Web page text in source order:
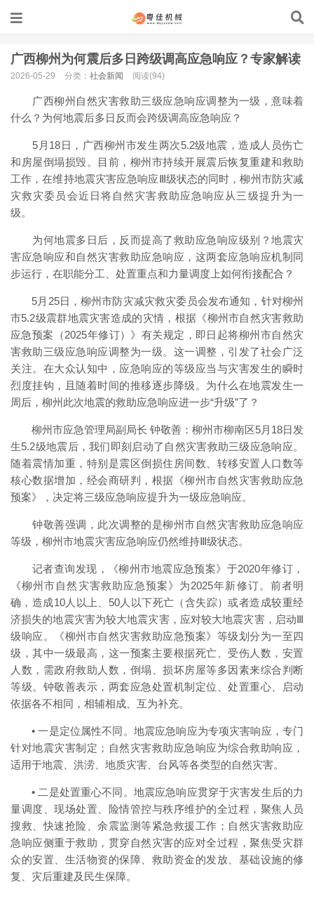
广西柳州为何震后多日跨级调高应急响应？专家解读
2026-05-29 分类： 社会新闻 阅读(94)
广西柳州自然灾害救助三级应急响应调整为一级，意味着
什么？为何地震后多日反而会跨级调高应急响应？
5月18日，广西柳州市发生两次5.2级地震，造成人员伤亡
和房屋倒塌损毁。目前，柳州市持续开展震后恢复重建和救助
工作，在维持地震灾害应急响应Ⅲ级状态的同时，柳州市防灾减
灾救灾委员会近日将自然灾害救助应急响应从三级提升为一
级。
为何地震多日后，反而提高了救助应急响应级别？地震灾
害应急响应和自然灾害救助应急响应，这两套应急响应机制同
步运行，在职能分工、处置重点和力量调度上如何衔接配合？
5月25日，柳州市防灾减灾救灾委员会发布通知，针对柳州
市5.2级震群地震灾害造成的灾情，根据《柳州市自然灾害救助
应急预案（2025年修订）》有关规定，即日起将柳州市自然灾
害救助三级应急响应调整为一级。这一调整，引发了社会广泛
关注。在大众认知中，应急响应的等级应当与灾害发生的瞬时
烈度挂钩，且随着时间的推移逐步降级。为什么在地震发生一
周后，柳州此次地震的救助应急响应进一步“升级”了？
柳州市应急管理局副局长 钟敬善：柳州市柳南区5月18日发
生5.2级地震后，我们即刻启动了自然灾害救助三级应急响应。
随着震情加重，特别是震区倒损住房间数、转移安置人口数等
核心数据增加，经会商研判，根据《柳州市自然灾害救助应急
预案》，决定将三级应急响应提升为一级应急响应。
钟敬善强调，此次调整的是柳州市自然灾害救助应急响应
等级，柳州市地震灾害应急响应仍然维持Ⅲ级状态。
记者查询发现，《柳州市地震应急预案》于2020年修订，
《柳州市自然灾害救助应急预案》为2025年新修订。前者明
确，造成10人以上、50人以下死亡（含失踪）或者造成较重经
济损失的地震灾害为较大地震灾害，应对较大地震灾害，启动Ⅲ
级响应。《柳州市自然灾害救助应急预案》等级划分为一至四
级，其中一级最高，这一预案主要根据死亡、受伤人数，安置
人数，需政府救助人数，倒塌、损坏房屋等多因素来综合判断
等级。钟敬善表示，两套应急处置机制定位、处置重心、启动
依据各不相同，相辅相成、互为补充。
• 一是定位属性不同。地震应急响应为专项灾害响应，专门
针对地震灾害制定；自然灾害救助应急响应为综合救助响应，
适用于地震、洪涝、地质灾害、台风等各类型的自然灾害。
• 二是处置重心不同。地震应急响应贯穿于灾害发生后的力
量调度、现场处置、险情管控与秩序维护的全过程，聚焦人员
搜救、快速抢险、余震监测等紧急救援工作；自然灾害救助应
急响应侧重于救助，贯穿自然灾害的应对全过程，聚焦受灾群
众的安置、生活物资的保障、救助资金的发放、基础设施的修
复、灾后重建及民生保障。